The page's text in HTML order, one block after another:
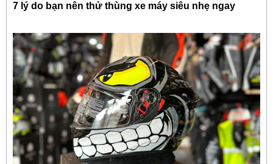
7 lý do bạn nên thử thùng xe máy siêu nhẹ ngay